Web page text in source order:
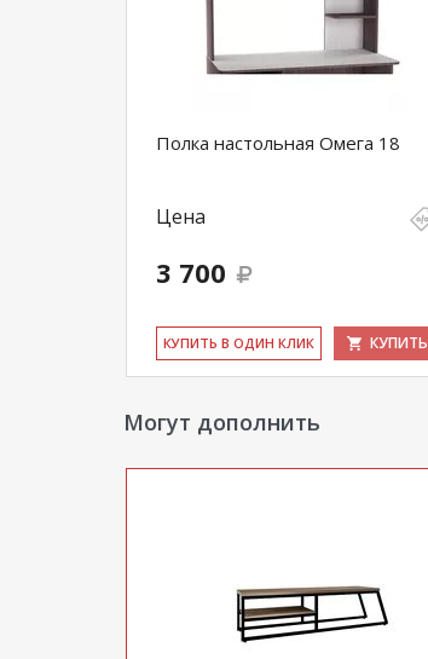
Полка настольная Омега 18
Цена
3 700
КУ­ПИТЬ В ОДИН КЛИК КУПИТЬ
Могут дополнить